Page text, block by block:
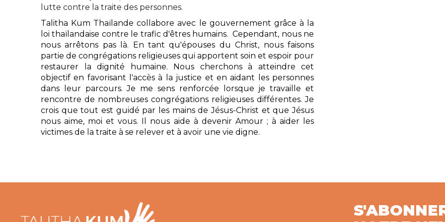
lutte contre la traite des personnes.
Talitha Kum Thaïlande collabore avec le gouvernement grâce à la
loi thaïlandaise contre le trafic d'êtres humains. Cependant, nous ne
nous arrêtons pas là. En tant qu'épouses du Christ, nous faisons
partie de congrégations religieuses qui apportent soin et espoir pour
restaurer la dignité humaine. Nous cherchons à atteindre cet
objectif en favorisant l'accès à la justice et en aidant les personnes
dans leur parcours. Je me sens renforcée lorsque je travaille et
rencontre de nombreuses congrégations religieuses différentes. Je
crois que tout est guidé par les mains de Jésus-Christ et que Jésus
nous aime, moi et vous. Il nous aide à devenir Amour ; à aider les
victimes de la traite à se relever et à avoir une vie digne.